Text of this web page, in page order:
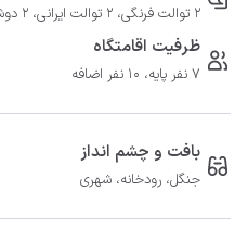
2 توالت فرنگی، 2 توالت ایرانی، 2 دوش در سرویس
ظرفیت اقامتگاه
7 نفر پایه، 10 نفر اضافه
بافت و چشم انداز
جنگل، رودخانه، شهری